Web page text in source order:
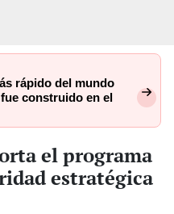
rápido del mundo
fue construido en el
el programa
estratégica